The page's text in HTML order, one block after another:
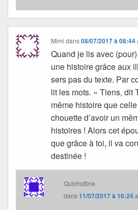
Mimi dans08/07/2017 à 08:44
Quand je lis avec
une histoire grâce aux
sers pas du texte. Par
lit les mots. « Tiens, dit
même histoire que
chouette d’avoir un
histoires ! Alors cet
que grâce à toi, il va
destinée !
Quichottine
dans11/07/2017 à 16:24